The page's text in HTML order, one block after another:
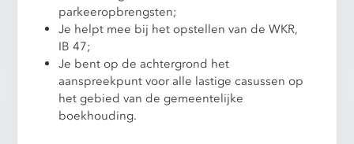
parkeeropbrengsten;
Je helpt mee bij het opstellen van de WKR,
IB 47;
Je bent op de achtergrond het
aanspreekpunt voor alle lastige casussen op
het gebied van de gemeentelijke
boekhouding.